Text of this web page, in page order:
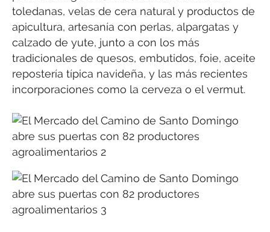
toledanas, velas de cera natural y productos de
apicultura, artesanía con perlas, alpargatas y
calzado de yute, junto a con los más
tradicionales de quesos, embutidos, foie, aceite
repostería típica navideña, y las más recientes
incorporaciones como la cerveza o el vermut.